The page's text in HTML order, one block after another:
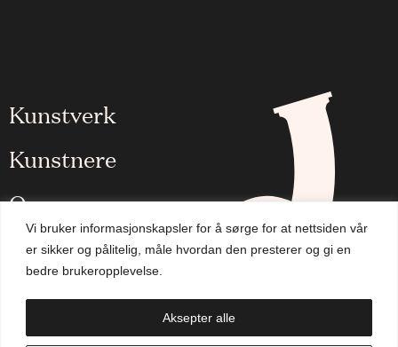
Vi bruker informasjonskapsler for å sørge for at nettsiden vår
er sikker og pålitelig, måle hvordan den presterer og gi en
bedre brukeropplevelse.
Aksepter alle
Kunstverk
Kunstnere
Om oss
Aktuelt
Handlekurv
NO